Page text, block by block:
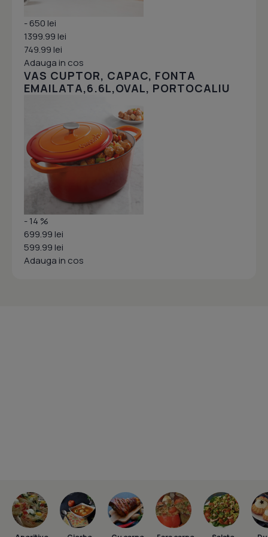
- 650 lei
1399.99 lei
749.99 lei
Adauga in cos
VAS CUPTOR, CAPAC, FONTA
EMAILATA,6.6L,OVAL, PORTOCALIU
- 14 %
699.99 lei
599.99 lei
Adauga in cos